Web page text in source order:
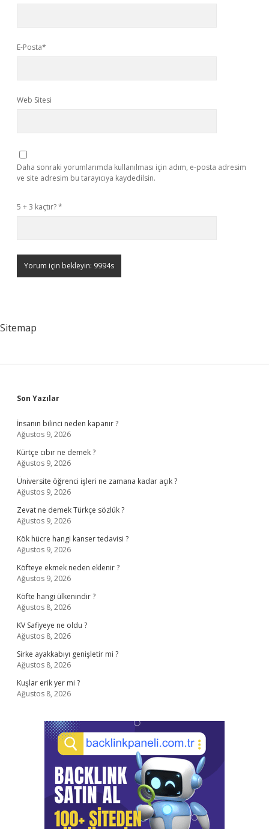
E-Posta*
Web Sitesi
Daha sonraki yorumlarımda kullanılması için adım, e-posta adresim
ve site adresim bu tarayıcıya kaydedilsin.
5 + 3 kaçtır?*
Sitemap
Sidebar
Son Yazılar
İnsanın bilinci neden kapanır ?
Ağustos 9, 2026
Kürtçe cıbır ne demek ?
Ağustos 9, 2026
Üniversite öğrenci işleri ne zamana kadar açık ?
Ağustos 9, 2026
Zevat ne demek Türkçe sözlük ?
Ağustos 9, 2026
Kök hücre hangi kanser tedavisi ?
Ağustos 9, 2026
Köfteye ekmek neden eklenir ?
Ağustos 9, 2026
Köfte hangi ülkenindir ?
Ağustos 8, 2026
KV Safiyeye ne oldu ?
Ağustos 8, 2026
Sirke ayakkabıyı genişletir mi ?
Ağustos 8, 2026
Kuşlar erik yer mi ?
Ağustos 8, 2026